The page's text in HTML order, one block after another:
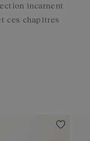
incarnent
ces chapitres